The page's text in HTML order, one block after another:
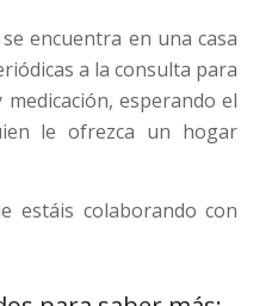
encuentra en una casa
a la consulta para
esperando el
le ofrezca un hogar
estáis colaborando con